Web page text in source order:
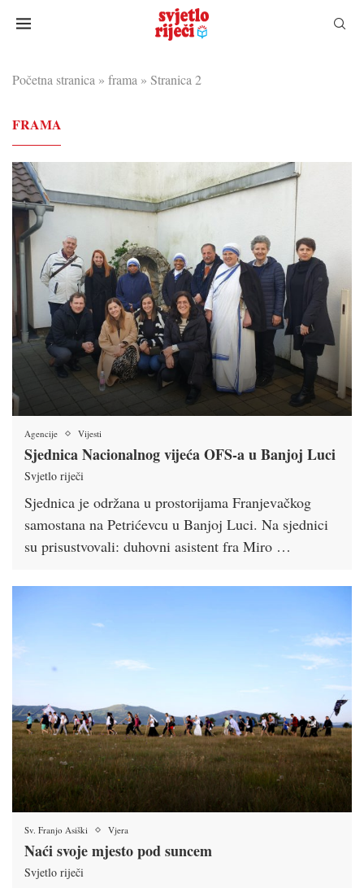
Početna stranica » frama » Stranica 2
FRAMA
Agencije Vijesti
Sjednica Nacionalnog vijeća OFS-a u Banjoj Luci
Svjetlo riječi
Sjednica je održana u prostorijama Franjevačkog
samostana na Petrićevcu u Banjoj Luci. Na sjednici
su prisustvovali: duhovni asistent fra Miro …
Sv. Franjo Asiški Vjera
Naći svoje mjesto pod suncem
Svjetlo riječi